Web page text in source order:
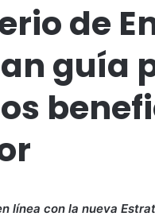
de
guía
línea con la nueva